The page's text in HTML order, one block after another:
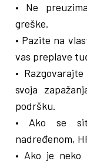
• Ne
greške.
• Pazite na
vas preplave
•
svoja
podršku.
• Ako se
nadređenom,
• Ako je neko